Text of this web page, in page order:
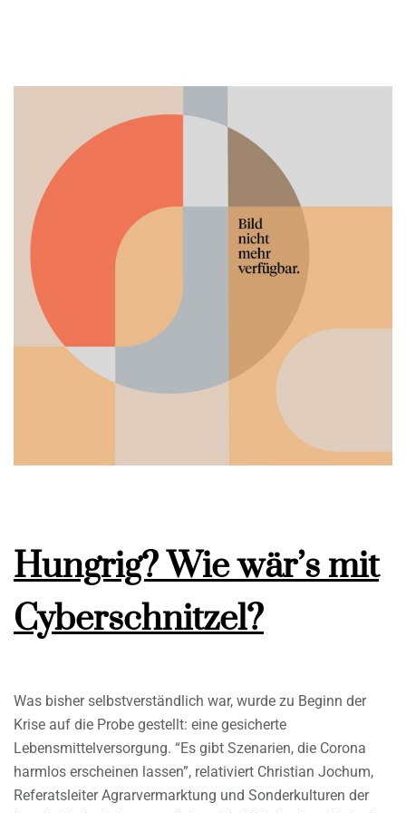
Hungrig? Wie wär’s mit
Cyberschnitzel?
Was bisher selbstverständlich war, wurde zu Beginn der
Krise auf die Probe gestellt: eine gesicherte
Lebensmittelversorgung. “Es gibt Szenarien, die Corona
harmlos erscheinen lassen”, relativiert Christian Jochum,
Referatsleiter Agrarvermarktung und Sonderkulturen der